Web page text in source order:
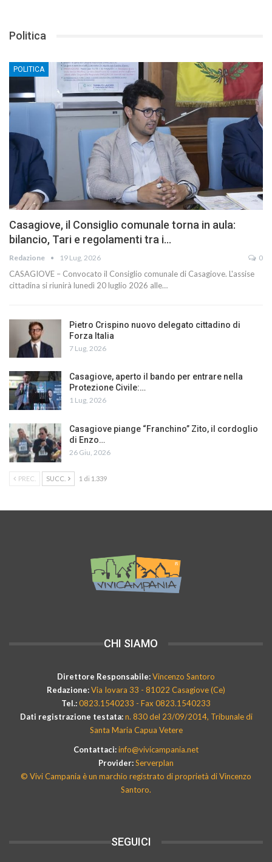
Politica
POLITICA
Casagiove, il Consiglio comunale torna in aula:
bilancio, Tari e regolamenti tra i…
Redazione 19 Lug, 2026 0
CASAGIOVE – Convocato il Consiglio comunale di Casagiove. L'assise
cittadina si riunirà lunedì 20 luglio 2026 alle…
Pietro Crispino nuovo delegato cittadino di
Forza Italia
7 Lug, 2026
Casagiove, aperto il bando per entrare nella
Protezione Civile:…
1 Lug, 2026
Casagiove piange “Franchino” Zito, il cordoglio
di Enzo…
26 Giu, 2026
PREC. SUCC. 1 di 1.339
CHI SIAMO
Direttore Responsabile:Vincenzo Santoro
Redazione:Via Iovara 33 - 81022 Casagiove (Ce)
Tel.:0823.1540233 - Fax 0823.1540233
Dati registrazione testata:n. 830 del 23/09/2014, Tribunale di
Santa Maria Capua Vetere
Contattaci:info@vivicampania.net
Provider:Serverplan
© Vivi Campania è un marchio registrato di proprietà di Vincenzo
Santoro.
SEGUICI